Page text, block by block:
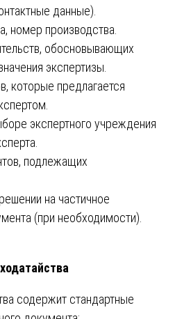
данные).
номер производства.
обосновывающих
экспертизы.
которые предлагается
экспертного учреждения
подлежащих
на частичное
(при необходимости).
содержит стандартные